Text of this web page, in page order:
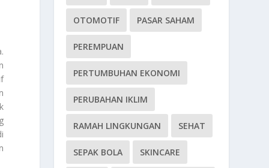
OTOMOTIF PASAR SAHAM
PEREMPUAN
PERTUMBUHAN EKONOMI
PERUBAHAN IKLIM
RAMAH LINGKUNGAN SEHAT
SEPAK BOLA SKINCARE